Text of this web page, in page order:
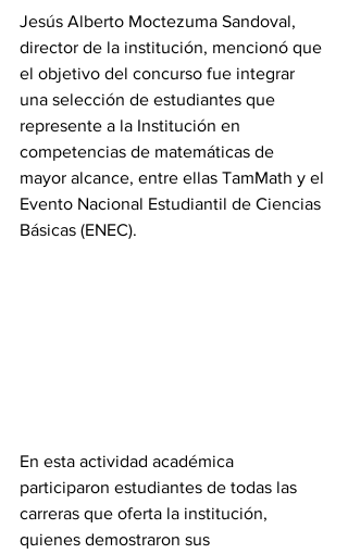
Jesús Alberto Moctezuma Sandoval,
director de la institución, mencionó que
el objetivo del concurso fue integrar
una selección de estudiantes que
represente a la Institución en
competencias de matemáticas de
mayor alcance, entre ellas TamMath y el
Evento Nacional Estudiantil de Ciencias
Básicas (ENEC).
En esta actividad académica
participaron estudiantes de todas las
carreras que oferta la institución,
quienes demostraron sus